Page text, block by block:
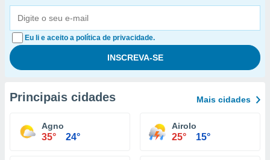
Eu li e aceito a política de privacidade.
Principais cidades Mais cidades
Agno
35° 24°
Airolo
25° 15°